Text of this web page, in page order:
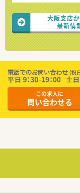
大阪支店
最新情
この求人に
問い合わせる